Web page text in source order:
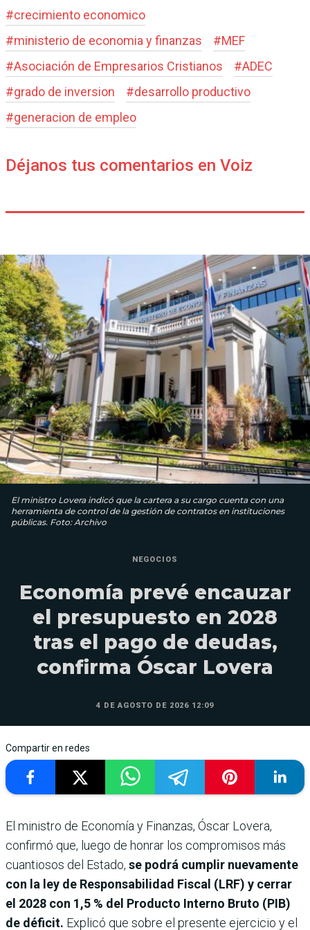
#crecimiento economico
#ministerio de economia y finanzas #MEF
#Asociación de Empresarios Cristianos #ADEC
#grado de inversion #desarrollo productivo
#generacion de empleo
Déjanos tus comentarios en Voiz
El ministro Lovera indicó que la cartera a su cargo cuenta con una
herramienta de control de la gestión de contratos en instituciones
públicas. Foto: Archivo
NEGOCIOS
Economía prevé encauzar
el presupuesto en 2028
tras el pago de deudas,
confirma Óscar Lovera
4 DE AGOSTO DE 2026 12:09
Compartir en redes
El ministro de Economía y Finanzas, Óscar Lovera,
confirmó que, luego de honrar los compromisos más
cuantiosos del Estado, se podrá cumplir nuevamente
con la ley de Responsabilidad Fiscal (LRF) y cerrar
el 2028 con 1,5 % del Producto Interno Bruto (PIB)
de déficit. Explicó que sobre el presente ejercicio y el